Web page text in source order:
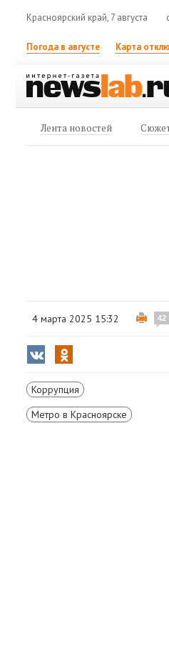
Красноярский край, 7 августа
Погода в августе Карта
Лента новостей
4 марта 2025 15:32 42
Коррупция
Метро в Красноярске